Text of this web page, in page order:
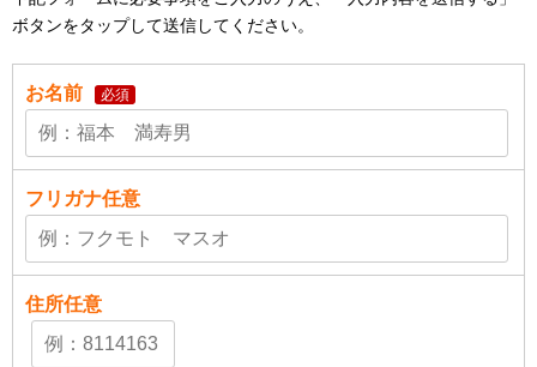
ボタンをタップして送信してください。
お名前 必須
フリガナ任意
住所任意